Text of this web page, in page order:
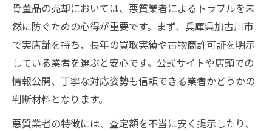
骨董品の売却においては、悪質業者によるトラブルを未
然に防ぐための心得が重要です。まず、兵庫県加古川市
で実店舗を持ち、長年の買取実績や古物商許可証を明示
している業者を選ぶと安心です。公式サイトや店頭での
情報公開、丁寧な対応姿勢も信頼できる業者かどうかの
判断材料となります。
悪質業者の特徴には、査定額を不当に安く提示したり、